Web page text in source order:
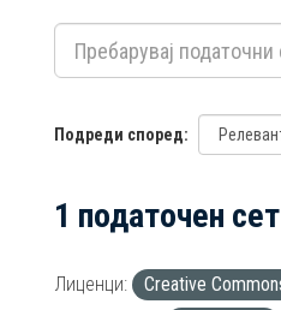
Подреди според
1 податочен
Лиценци:
Creative